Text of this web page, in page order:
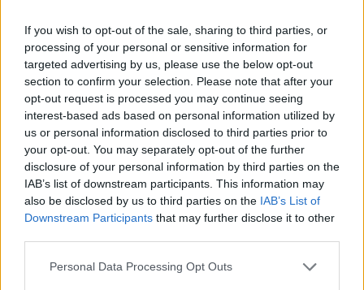
If you wish to opt-out of the sale, sharing to third parties, or
processing of your personal or sensitive information for
targeted advertising by us, please use the below opt-out
section to confirm your selection. Please note that after your
opt-out request is processed you may continue seeing
interest-based ads based on personal information utilized by
us or personal information disclosed to third parties prior to
your opt-out. You may separately opt-out of the further
disclosure of your personal information by third parties on the
IAB’s list of downstream participants. This information may
also be disclosed by us to third parties on the IAB’s List of
Downstream Participants that may further disclose it to other
Personal Data Processing Opt Outs
Ένταξη συγκεκριμένων κατηγοριών εργαζομένων
του ΕΣΥ και του ΕΚΑΒ στα βαρέα και
ανθυγιεινά (νοσηλευτών, βοηθών νοσηλευτών,
οδηγών και βοηθών ασθενοφόρων - διασωστών), με
δυνατότητα συνταξιοδότησης στο 62ο έτος με
τουλάχιστον 15 έτη ασφάλισης, εκ των οποίων 12 έτη
στις συγκεκριμένες ειδικότητες, ενώ παρέχεται και η
δυνατότητα αναγνώρισης και εξαγοράς
προηγούμενου χρόνου απασχόλησης για
συμπλήρωση των απαιτούμενων προϋποθέσεων
ασφάλισης. Εξομοιώνονται οι προϋποθέσεις